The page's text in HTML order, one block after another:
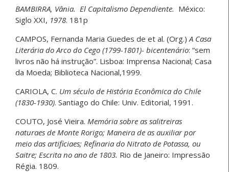
BAMBIRRA, Vânia. El Capitalismo Dependiente. México:
Siglo XXI, 1978. 181p
CAMPOS, Fernanda Maria Guedes de et al. (Org.)A Casa
Literária do Arco do Cego (1799-1801)- bicentenário: “sem
livros não há instrução”. Lisboa: Imprensa Nacional; Casa
da Moeda; Biblioteca Nacional,1999.
CARIOLA, C. Um século de História Econômica do Chile
(1830-1930). Santiago do Chile: Univ. Editorial, 1991.
COUTO, José Vieira. Memória sobre as salitreiras
naturaes de Monte Rorigo; Maneira de as auxiliar por
meio das artificiaes; Refinaria do Nitrato de Potassa, ou
Saitre; Escrita no ano de 1803. Rio de Janeiro: Impressão
Régia. 1809.